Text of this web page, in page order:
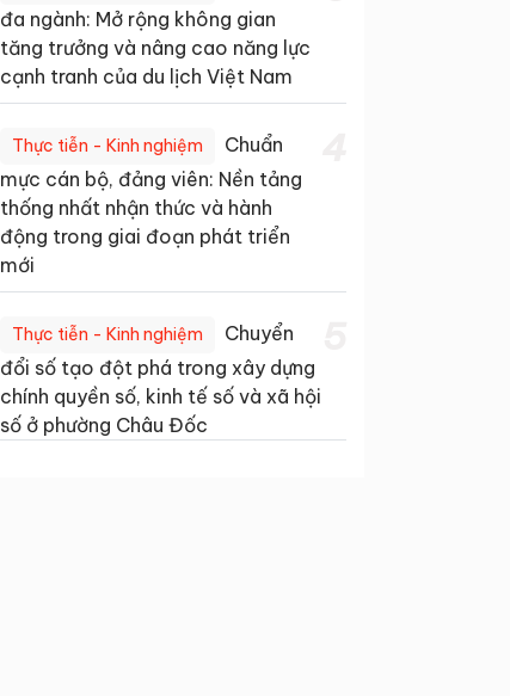
đa ngành: Mở rộng không gian
tăng trưởng và nâng cao năng lực
cạnh tranh của du lịch Việt Nam
Thực tiễn - Kinh nghiệm
Chuẩn
mực cán bộ, đảng viên: Nền tảng
thống nhất nhận thức và hành
động trong giai đoạn phát triển
mới
Thực tiễn - Kinh nghiệm
Chuyển
đổi số tạo đột phá trong xây dựng
chính quyền số, kinh tế số và xã hội
số ở phường Châu Đốc